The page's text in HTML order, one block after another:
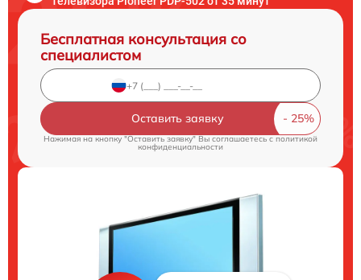
Бесплатная консультация со
специалистом
Оставить заявку
Нажимая на кнопку "Оставить заявку" Вы соглашаетесь cполитикой
конфиденциальности